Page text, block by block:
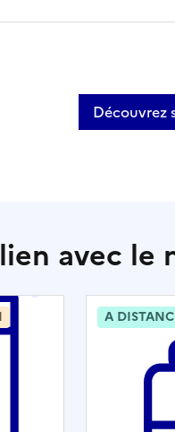
Découvrez
avec le
A